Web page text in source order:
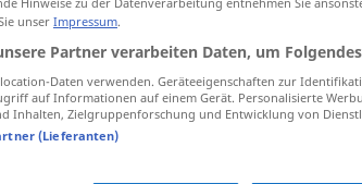
etwas DATist
unser Impressum.
Partner verarbeiten Daten, um
Daten verwenden. Geräteeigenschaften zur
auf Informationen auf einem Gerät. Personalisierte
Inhalten, Zielgruppenforschung und Entwicklung von
(Lieferanten)